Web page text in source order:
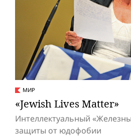
МИР
«Jewish Lives Matter»
Интеллектуальный
защиты от юдофобии